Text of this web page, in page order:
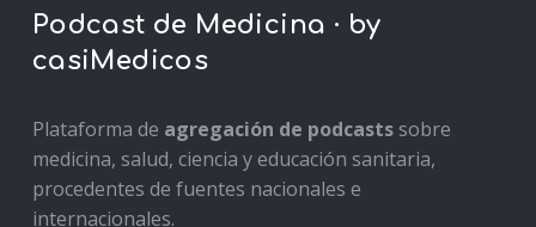
Podcast de Medicina · by
casiMedicos
Plataforma de agregación de podcastssobre
medicina, salud, ciencia y educación sanitaria,
procedentes de fuentes nacionales e
internacionales.